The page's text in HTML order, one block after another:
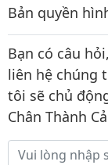
Bản quyền
Bạn có câu
liên hệ chúng
tôi sẽ chủ
Chân Thành